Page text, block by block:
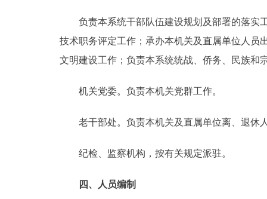
负责本系统干部队伍建设规划及部署的落实工
技术职务评定工作；承办本机关及直属单位人员
文明建设工作；负责本系统统战、侨务、民族和
机关党委。负责本机关党群工作。
老干部处。负责本机关及直属单位离、退休
纪检、监察机构，按有关规定派驻。
四、人员编制